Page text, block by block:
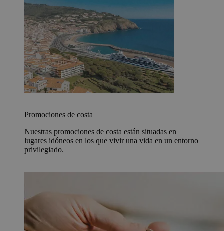
Promociones de costa
Nuestras promociones de costa están situadas en
lugares idóneos en los que vivir una vida en un entorno
privilegiado.